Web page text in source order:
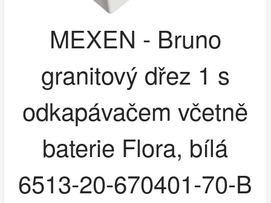
MEXEN - Bruno
granitový dřez 1 s
odkapávačem včetně
baterie Flora, bílá
6513-20-670401-70-B